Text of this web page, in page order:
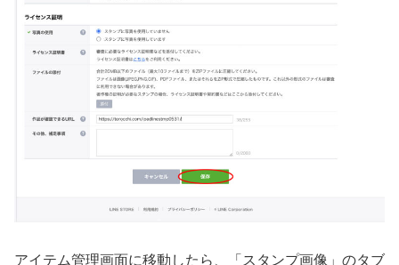
アイテム管理画面に移動したら、「スタンプ画像」のタブ